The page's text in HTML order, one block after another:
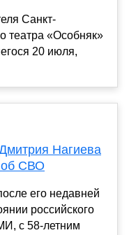
Санкт-
театра «Особняк»
20 июля,
Нагиева
об СВО
его недавней
российского
с 58-летним